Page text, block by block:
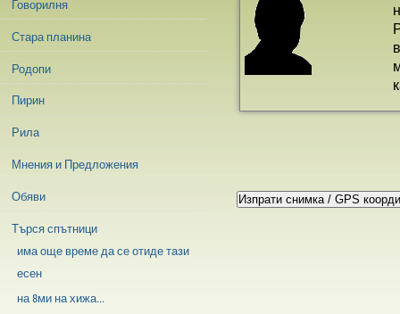
Говорилня
Стара планина
Родопи
Пирин
Рила
Мнения и Предложения
Обяви
Търся спътници
има още време да се отиде тази
есен
на 8ми на хижа...